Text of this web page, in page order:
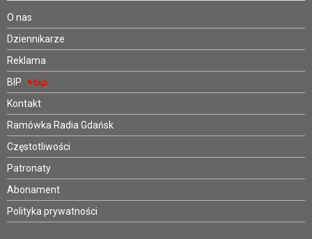
O nas
Dziennikarze
Reklama
BIP
Kontakt
Ramówka Radia Gdańsk
Częstotliwości
Patronaty
Abonament
Polityka prywatności